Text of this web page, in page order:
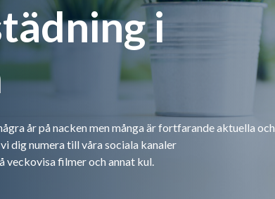
i
år på nacken men många är fortfarande aktuella och
dig numera till våra sociala kanaler
veckovisa filmer och annat kul.